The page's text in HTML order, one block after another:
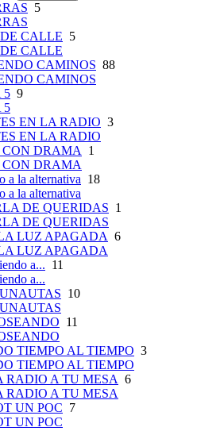
5
CALLE 5
CALLE
CAMINOS 88
CAMINOS
5 9
5
EN LA RADIO 3
EN LA RADIO
CON DRAMA
1
CON DRAMA
a la alternativa 18
a la alternativa
DE QUERIDAS 1
DE QUERIDAS
LUZ APAGADA 6
LUZ APAGADA
a... 11
a...
10
11
TIEMPO AL TIEMPO 3
TIEMPO AL TIEMPO
RADIO A TU MESA 6
RADIO A TU MESA
UN POC 7
UN POC